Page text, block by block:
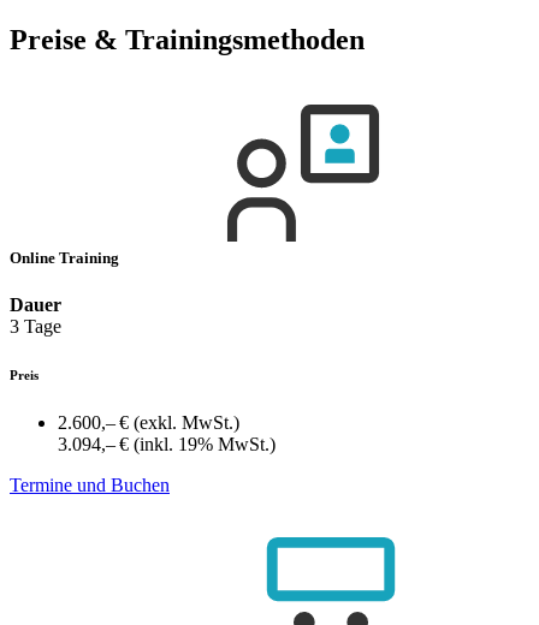
Preise & Trainingsmethoden
Online Training
Dauer
3 Tage
Preis
2.600,– € (exkl. MwSt.)
3.094,– € (inkl. 19% MwSt.)
Termine und Buchen